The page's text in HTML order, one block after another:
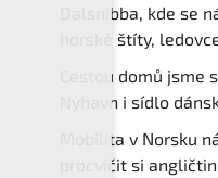
Dalsnibba, kde se
horské štíty,
Cestou domů
Nyhavn i sídlo
Mobilita v Norsku
procvičit si